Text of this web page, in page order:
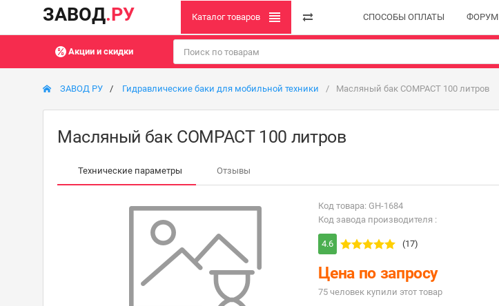
ЗАВОД.РУ Каталог товаров СПОСОБЫ ОПЛАТЫ ФОРУМ
Акции и скидки
ЗАВОД РУ Гидравлические баки для мобильной техники Масляный бак COMPACT 100 литров
Масляный бак COMPACT 100 литров
Технические параметры Отзывы
Код товара: GH-1684
Код завода производителя :
4.6 (17)
Цена по запросу
75 человек купили этот товар